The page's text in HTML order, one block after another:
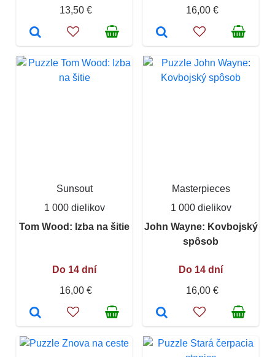
13,50 €
16,00 €
Sunsout
1 000 dielikov
Tom Wood: Izba na šitie
Do 14 dní
16,00 €
Masterpieces
1 000 dielikov
John Wayne: Kovbojský
spôsob
Do 14 dní
16,00 €